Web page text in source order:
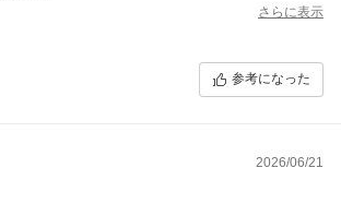
さらに表示
参考になった
2026/06/21